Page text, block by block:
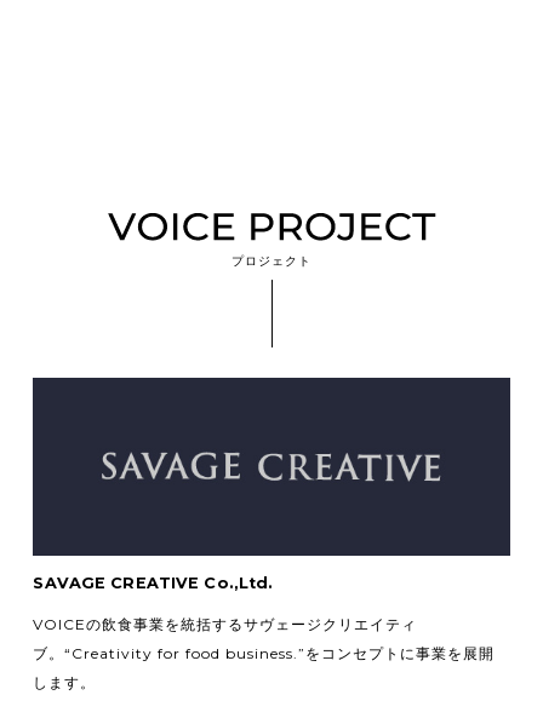
プロジェクト
SAVAGE CREATIVE Co.,Ltd.
VOICEの飲食事業を統括するサヴェージクリエイティ
ブ。“Creativity for food business.”をコンセプトに事業を展開
します。